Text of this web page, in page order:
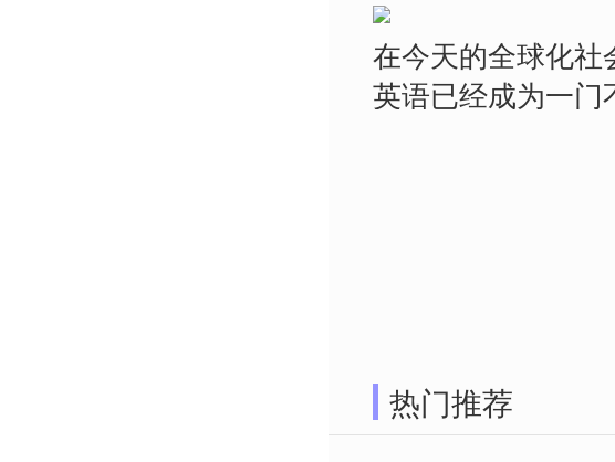
在今天的全球化社
英语已经成为一门
为大家推荐几个备
热门推荐